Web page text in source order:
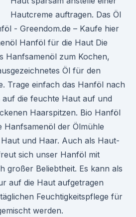
Hautcreme auftragen. Das Öl
- Greendom.de – Kaufe hier
Hanföl für die Haut Die
Hanfsamenöl zum Kochen,
Öl für den
Trage einfach das Hanföl nach
die feuchte Haut auf und
Haarspitzen. Bio Hanföl
Hanfsamenöl der Ölmühle
und Haar. Auch als Haut-
sich unser Hanföl mit
großer Beliebtheit. Es kann als
auf die Haut aufgetragen
Feuchtigkeitspflege für
werden.